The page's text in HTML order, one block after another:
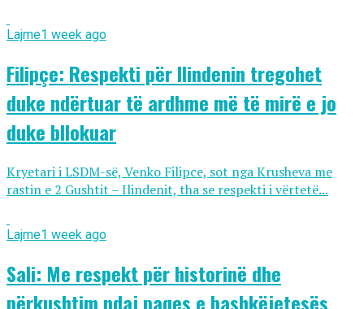
Lajme1 week ago
Filipçe: Respekti për Ilindenin tregohet
duke ndërtuar të ardhme më të mirë e jo
duke bllokuar
Kryetari i LSDM-së, Venko Filipce, sot nga Krusheva me
rastin e 2 Gushtit – Ilindenit, tha se respekti i vërtetë...
Lajme1 week ago
Sali: Me respekt për historinë dhe
përkushtim ndaj paqes e bashkëjetesës